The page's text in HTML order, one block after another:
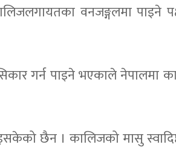
वनजङ्गलमा पाइने
गर्न पाइने भएकाले नेपालमा
छैन । कालिजको मासु